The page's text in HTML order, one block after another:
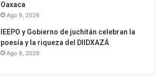
Oaxaca
Ago 9, 2026
IEEPO y Gobierno de juchitán celebran la
poesía y la riqueza del DIIDXAZÁ
Ago 9, 2026